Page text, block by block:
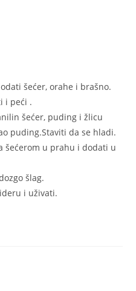
šećer, orahe i brašno.
i peći .
šećer, puding i žlicu
puding.Staviti da se hladi.
šećerom u prahu i dodati u
šlag.
i uživati.